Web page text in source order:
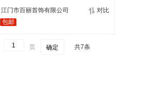
江门市百丽首饰有限公司
对比
包邮
页 确定 共7条